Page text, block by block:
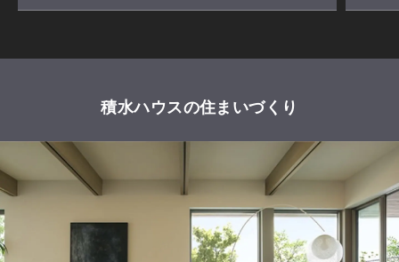
積水ハウスの住まいづくり